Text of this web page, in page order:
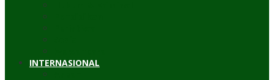
INTERNASIONAL